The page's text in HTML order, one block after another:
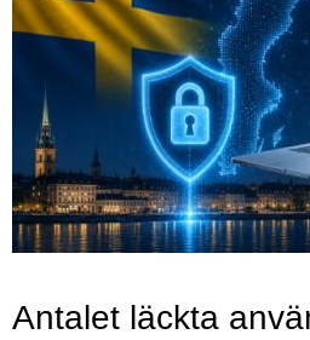
Antalet läckta